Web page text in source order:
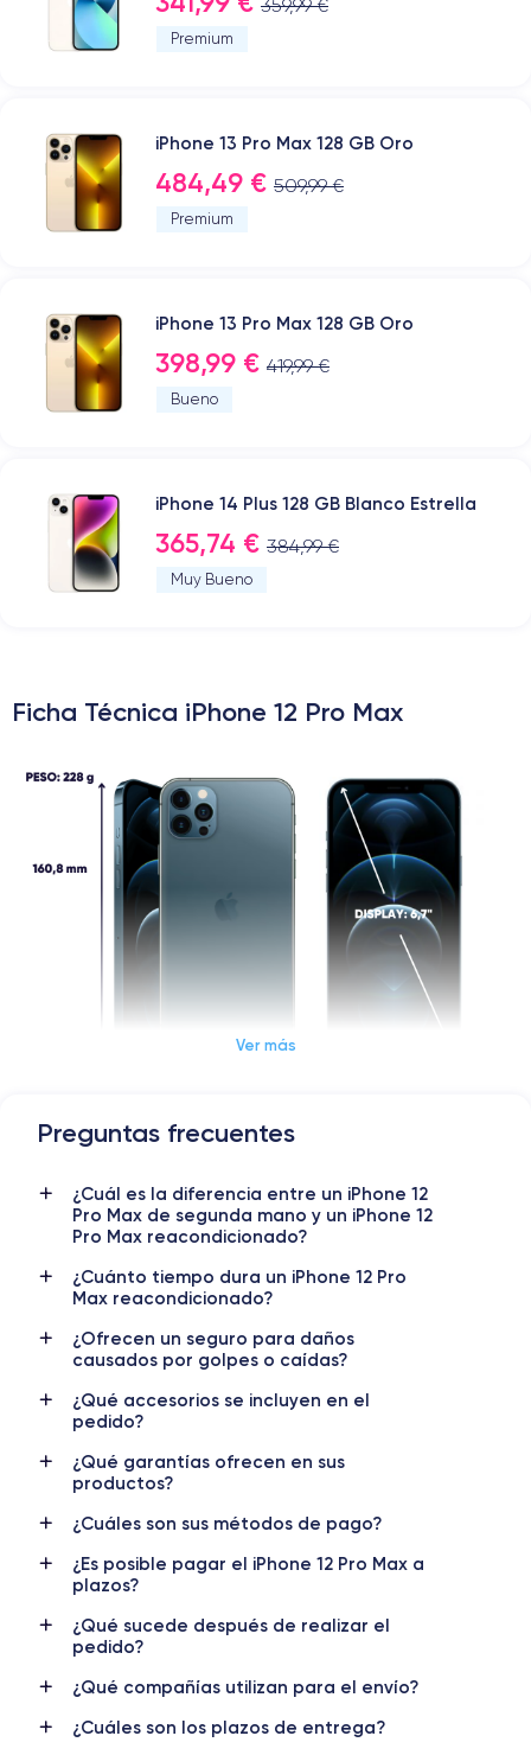
359,99 €
Premium
iPhone 13 Pro Max 128 GB Oro
484,49 € 509,99 €
Premium
iPhone 13 Pro Max 128 GB Oro
398,99 € 419,99 €
Bueno
iPhone 14 Plus 128 GB Blanco Estrella
365,74 € 384,99 €
Muy Bueno
Ficha Técnica iPhone 12 Pro Max
Dimensiones y Peso iPhone 12 Pro Max
Lanzamiento
13/10/2020
Sist. operativo
iOS (iOS 26)
Dimensiones
160.8×78.1×7.4 mm
Peso
Pantalla
OLED 6.7 pulgadas
Resol. pantalla
1284 x 2778 píxeles
Nombre CPU
Apple A14 Bionic 6
Nombre GPU
4 Core GPU
Frec. procesador
Cámara
Resolución vídeo Carga rápida
Ver más
Preguntas frecuentes
¿Cuál es la diferencia entre un iPhone 12
Pro Max de segunda mano y un iPhone 12
Pro Max reacondicionado?
¿Cuánto tiempo dura un iPhone 12 Pro
Max reacondicionado?
¿Ofrecen un seguro para daños
causados por golpes o caídas?
¿Qué accesorios se incluyen en el
pedido?
¿Qué garantías ofrecen en sus
productos?
¿Cuáles son sus métodos de pago?
¿Es posible pagar el iPhone 12 Pro Max a
plazos?
¿Qué sucede después de realizar el
pedido?
¿Qué compañías utilizan para el envío?
¿Cuáles son los plazos de entrega?